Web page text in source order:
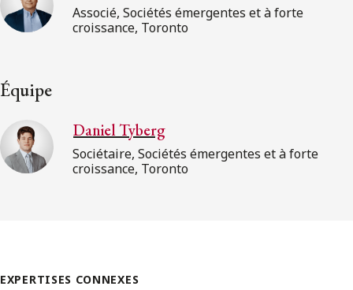
Associé, Sociétés émergentes et à forte
croissance, Toronto
Équipe
Daniel Tyberg
Sociétaire, Sociétés émergentes et à forte
croissance, Toronto
EXPERTISES CONNEXES